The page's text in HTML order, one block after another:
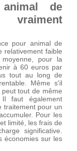
de
vraiment
pour animal de
relativement faible
pour la
à 60 euros par
tout au long de
Même s'il
tout de même
Il faut également
traitement pour un
Pour les
limité, les frais de
significative.
économies sur les